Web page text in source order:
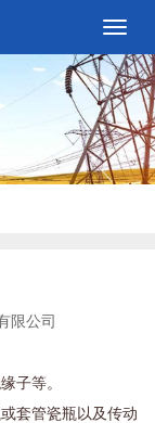
限公司
子等。
套管瓷瓶以及传动